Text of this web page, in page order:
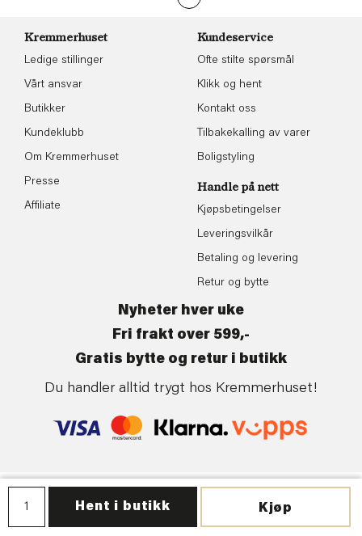
Kjøp
Hent i butikk
Kremmerhuset
Ledige stillinger
Vårt ansvar
Butikker
Kundeklubb
Om Kremmerhuset
Presse
Affiliate
Kundeservice
Ofte stilte spørsmål
Klikk og hent
Kontakt oss
Tilbakekalling av varer
Boligstyling
Handle på nett
Kjøpsbetingelser
Leveringsvilkår
Betaling og levering
Retur og bytte
Nyheter hver uke
Fri frakt over 599,-
Gratis bytte og retur i butikk
Du handler alltid trygt hos Kremmerhuset!
Personvern| ©Kremmerhuset | Levert av: